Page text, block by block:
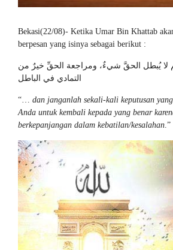
Bekasi(22/08)- Ketika Umar Bin Khattab
berpesan yang isinya sebagai berikut :
لا يُبطل الحقَّ شيءٌ، ومراجعة الحقِّ خيرٌ من
التمادي في الباطل
“… dan janganlah sekali-kali keputusan
Anda untuk kembali kepada yang benar
berkepanjangan dalam kebatilan/kesalahan.”